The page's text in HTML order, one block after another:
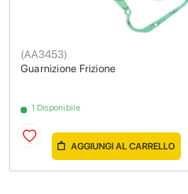
Guarnizione Frizione
(AA3453)
1 Disponibile
AGGIUNGI AL CARRELLO